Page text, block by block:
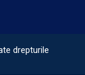
drepturile